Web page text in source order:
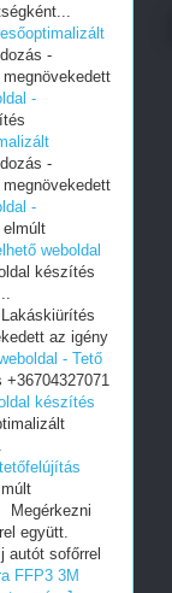
-
-
-
-
elmúlt
weboldal
készítés
Lakáskiürítés
az igény
- Tető
készítés
Megérkezni
együtt.
autót sofőrrel
FFP3 3M